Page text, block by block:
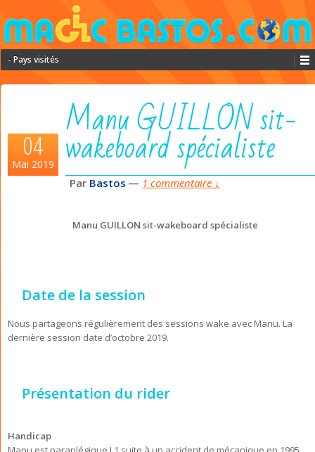
- Pays visités
Manu GUILLON sit-
wakeboard spécialiste
04
Mai 2019
Par Bastos — 1 commentaire ↓
Manu GUILLON sit-wakeboard spécialiste
Date de la session
Nous partageons régulièrement des sessions wake avec Manu. La
dernière session date d’octobre 2019.
Présentation du rider
Handicap